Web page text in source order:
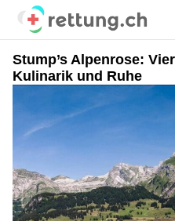
Stump’s Alpenrose:
Kulinarik und Ruhe